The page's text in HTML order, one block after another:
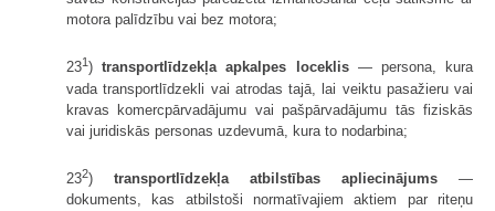
motora palīdzību vai bez motora;
231 )transportlīdzekļa apkalpes loceklis— persona, kura
vada transportlīdzekli vai atrodas tajā, lai veiktu pasažieru vai
kravas komercpārvadājumu vai paš­pārvadājumu tās fiziskās
vai juridiskās personas uzdevumā, kura to nodarbina;
232) transportlīdzekļa atbilstības apliecinājums —
dokuments, kas atbilstoši normatīvajiem aktiem par riteņu